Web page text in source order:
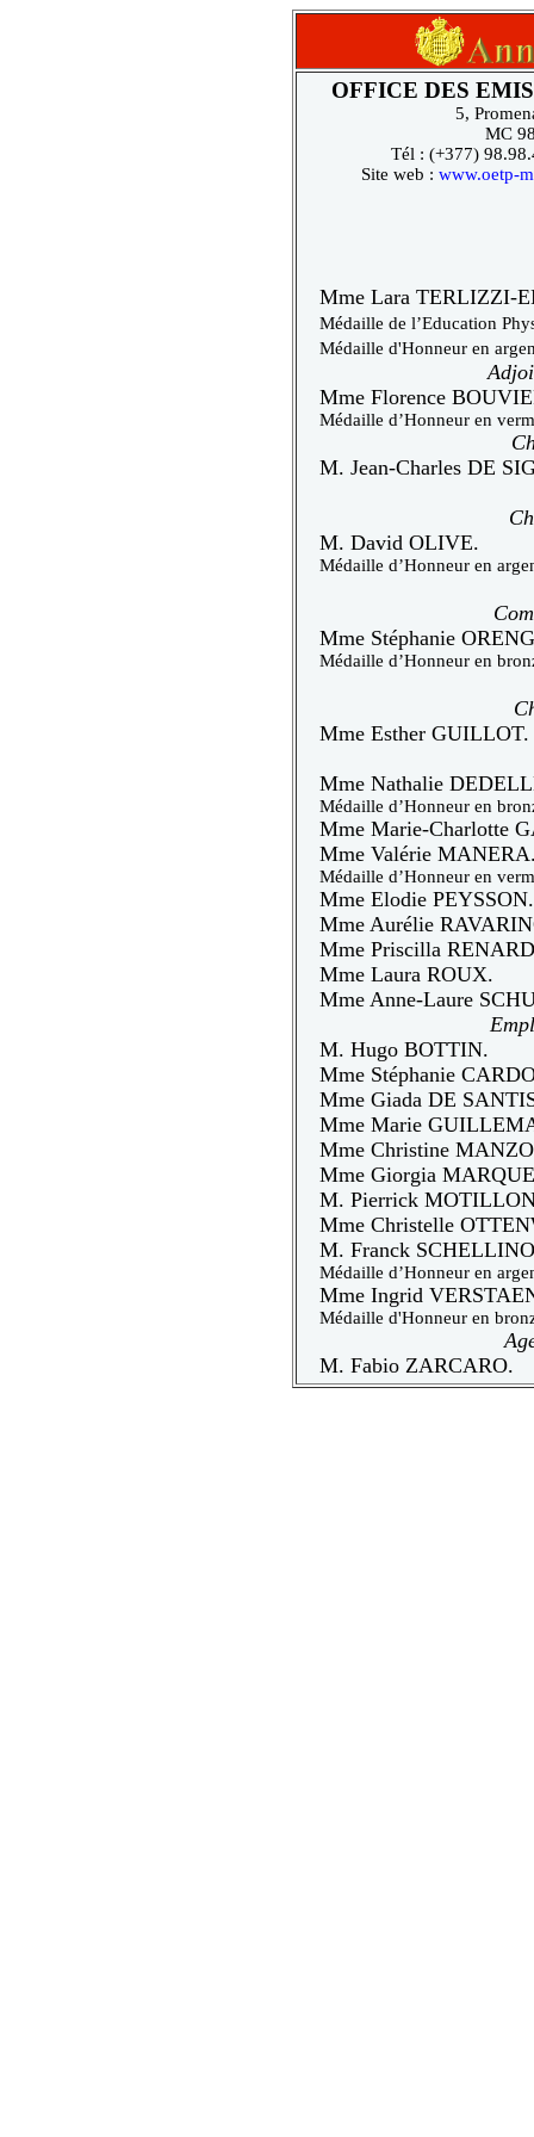
OFFICE DES
5,
MC
Tél : (+377)
Site web : www.oetp-
Mme Lara TERLIZZI-
Médaille de l’Education
Médaille d'Honneur en
Mme Florence
Médaille d’Honneur en
M. Jean-Charles DE
M. David OLIVE.
Médaille d’Honneur en
Mme Stéphanie
Médaille d’Honneur en
Mme Esther GUILLOT.
Mme Nathalie
Médaille d’Honneur en
Mme Marie-Charlotte
Mme Valérie
Médaille d’Honneur en
Mme Elodie PEYSSON.
Mme Aurélie
Mme Priscilla
Mme Laura ROUX.
Mme Anne-Laure
M. Hugo BOTTIN.
Mme Stéphanie
Mme Giada DE
Mme Marie
Mme Christine
Mme Giorgia
M. Pierrick
Mme Christelle
M. Franck
Médaille d’Honneur en
Mme Ingrid
Médaille d'Honneur en
M. Fabio ZARCARO.